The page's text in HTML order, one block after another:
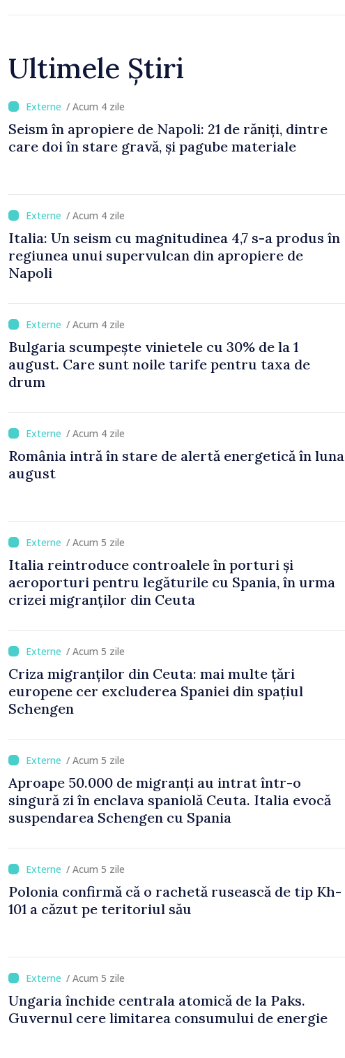
Ultimele Știri
/ Acum 4 zile
Seism în apropiere de Napoli: 21 de răniți, dintre
care doi în stare gravă, și pagube materiale
/ Acum 4 zile
Italia: Un seism cu magnitudinea 4,7 s-a produs în
regiunea unui supervulcan din apropiere de
Napoli
/ Acum 4 zile
Bulgaria scumpește vinietele cu 30% de la 1
august. Care sunt noile tarife pentru taxa de
drum
/ Acum 4 zile
România intră în stare de alertă energetică în luna
august
/ Acum 5 zile
Italia reintroduce controalele în porturi și
aeroporturi pentru legăturile cu Spania, în urma
crizei migranților din Ceuta
/ Acum 5 zile
Criza migranților din Ceuta: mai multe țări
europene cer excluderea Spaniei din spațiul
Schengen
/ Acum 5 zile
Aproape 50.000 de migranți au intrat într-o
singură zi în enclava spaniolă Ceuta. Italia evocă
suspendarea Schengen cu Spania
/ Acum 5 zile
Polonia confirmă că o rachetă rusească de tip Kh-
101 a căzut pe teritoriul său
/ Acum 5 zile
Ungaria închide centrala atomică de la Paks.
Guvernul cere limitarea consumului de energie